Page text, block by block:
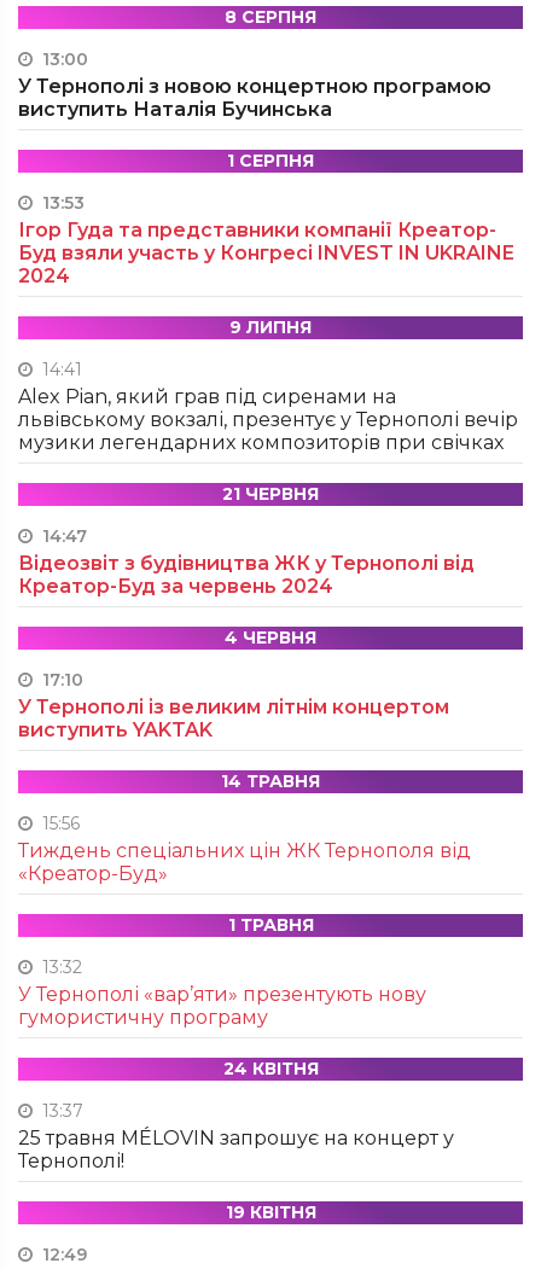
8 СЕРПНЯ
13:00
У Тернополі з новою концертною програмою
виступить Наталія Бучинська
1 СЕРПНЯ
13:53
Ігор Гуда та представники компанії Креатор-
Буд взяли участь у Конгресі INVEST IN UKRAINE
2024
9 ЛИПНЯ
14:41
Alex Pian, який грав під сиренами на
львівському вокзалі, презентує у Тернополі вечір
музики легендарних композиторів при свічках
21 ЧЕРВНЯ
14:47
Відеозвіт з будівництва ЖК у Тернополі від
Креатор-Буд за червень 2024
4 ЧЕРВНЯ
17:10
У Тернополі із великим літнім концертом
виступить YAKTAK
14 ТРАВНЯ
15:56
Тиждень спеціальних цін ЖК Тернополя від
«Креатор-Буд»
1 ТРАВНЯ
13:32
У Тернополі «вар’яти» презентують нову
гумористичну програму
24 КВІТНЯ
13:37
25 травня MÉLOVIN запрошує на концерт у
Тернополі!
19 КВІТНЯ
12:49